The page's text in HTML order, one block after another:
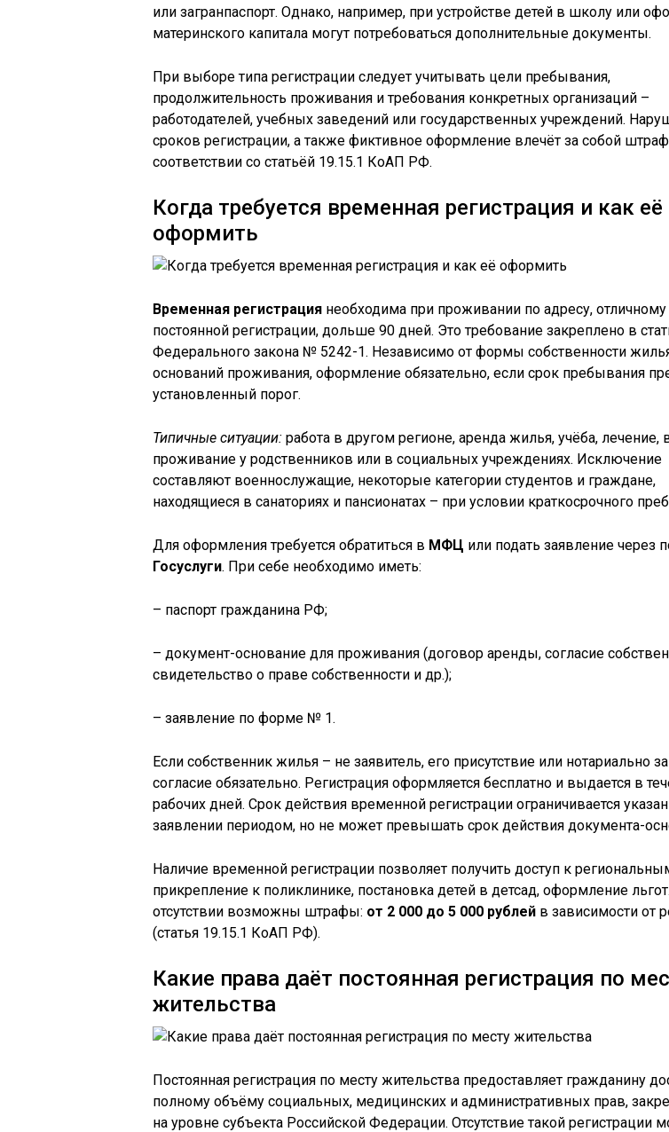
или загранпаспорт. Однако, например, при устройстве детей в школу или
материнского капитала могут потребоваться дополнительные документы.
При выборе типа регистрации следует учитывать цели пребывания,
продолжительность проживания и требования конкретных организаций –
работодателей, учебных заведений или государственных учреждений.
сроков регистрации, а также фиктивное оформление влечёт за собой
соответствии со статьёй 19.15.1 КоАП РФ.
Когда требуется временная регистрация и как её
оформить
Временная регистрация необходима при проживании по адресу, отличному
постоянной регистрации, дольше 90 дней. Это требование закреплено в
Федерального закона № 5242-1. Независимо от формы собственности
оснований проживания, оформление обязательно, если срок пребывания
установленный порог.
Типичные ситуации: работа в другом регионе, аренда жилья, учёба, лечение,
проживание у родственников или в социальных учреждениях. Исключение
составляют военнослужащие, некоторые категории студентов и граждане,
находящиеся в санаториях и пансионатах – при условии краткосрочного
Для оформления требуется обратиться в МФЦ или подать заявление через
Госуслуги. При себе необходимо иметь:
– паспорт гражданина РФ;
– документ-основание для проживания (договор аренды, согласие
свидетельство о праве собственности и др.);
– заявление по форме № 1.
Если собственник жилья – не заявитель, его присутствие или нотариально
согласие обязательно. Регистрация оформляется бесплатно и выдается в
рабочих дней. Срок действия временной регистрации ограничивается
заявлении периодом, но не может превышать срок действия документа-
Наличие временной регистрации позволяет получить доступ к
прикрепление к поликлинике, постановка детей в детсад, оформление
отсутствии возможны штрафы: от 2 000 до 5 000 рублей в зависимости от
(статья 19.15.1 КоАП РФ).
Какие права даёт постоянная регистрация по
жительства
Постоянная регистрация по месту жительства предоставляет гражданину
полному объёму социальных, медицинских и административных прав,
на уровне субъекта Российской Федерации. Отсутствие такой регистрации